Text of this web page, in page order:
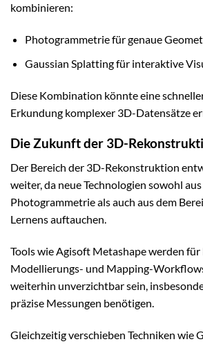
kombinieren:
Photogrammetrie für genaue
Gaussian Splatting für interaktive
Diese Kombination könnte eine
Erkundung komplexer 3D-Datensätze
Die Zukunft der 3D-
Der Bereich der 3D-Rekonstruktion
weiter, da neue Technologien sowohl
Photogrammetrie als auch aus dem
Lernens auftauchen.
Tools wie Agisoft Metashape werden für
Modellierungs- und Mapping-
weiterhin unverzichtbar sein,
präzise Messungen benötigen.
Gleichzeitig verschieben Techniken wie